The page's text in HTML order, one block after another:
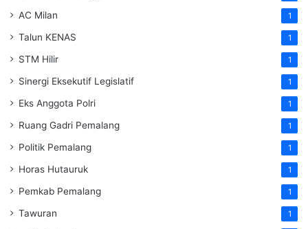
AC Milan 1
Talun KENAS 1
STM Hilir 1
Sinergi Eksekutif Legislatif 1
Eks Anggota Polri 1
Ruang Gadri Pemalang 1
Politik Pemalang 1
Horas Hutauruk 1
Pemkab Pemalang 1
Tawuran 1